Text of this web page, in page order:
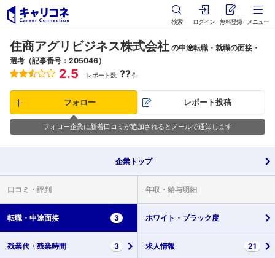
検索 ログイン 無料登録 メニュー
住商アグリビジネス株式会社 の中途転職・就職の面接・
選考（記事番号：205046）
2.5 レポート数 ??件
フォロー レポート投稿
フォロー企業に新着口コミが追加されるとメールで通知します
企業 トップ
口コミ・ 評判 年収・ 給与明細
転職・ 中途面接 3 ホワイト・ ブラック度
残業代・ 残業時間 3 求人情報 21